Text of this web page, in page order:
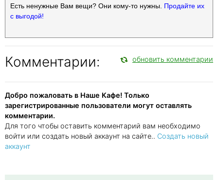
Есть ненужные Вам вещи? Они кому-то нужны. Продайте их
с выгодой!
Комментарии: обновить комментарии
Добро пожаловать в Наше Кафе! Только
зарегистрированные пользователи могут оставлять
комментарии.
Для того чтобы оставить комментарий вам необходимо
войти или создать новый аккаунт на сайте.. Создать новый
аккаунт